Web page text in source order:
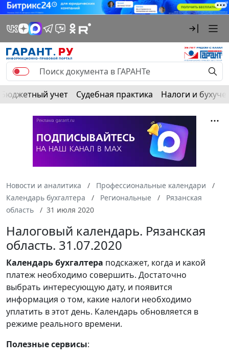
Бюджетный учет Судебная практика Налоги и
Новости и аналитика
Профессиональные календари
Календарь бухгалтера
Региональные
Рязанская
область
31 июля 2020
Налоговый календарь. Рязанская
область. 31.07.2020
Календарьбухгалтера подскажет, когда и какой
платеж необходимо совершить. Достаточно
выбрать интересующую дату, и появится
информация о том, какие налоги необходимо
уплатить в этот день. Календарь обновляется в
режиме реального времени.
Полезные сервисы: